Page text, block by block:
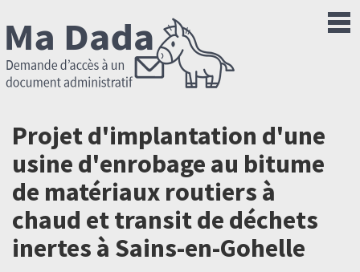
Projet d'implantation d'une
usine d'enrobage au bitume
de matériaux routiers à
chaud et transit de déchets
inertes à Sains-en-Gohelle